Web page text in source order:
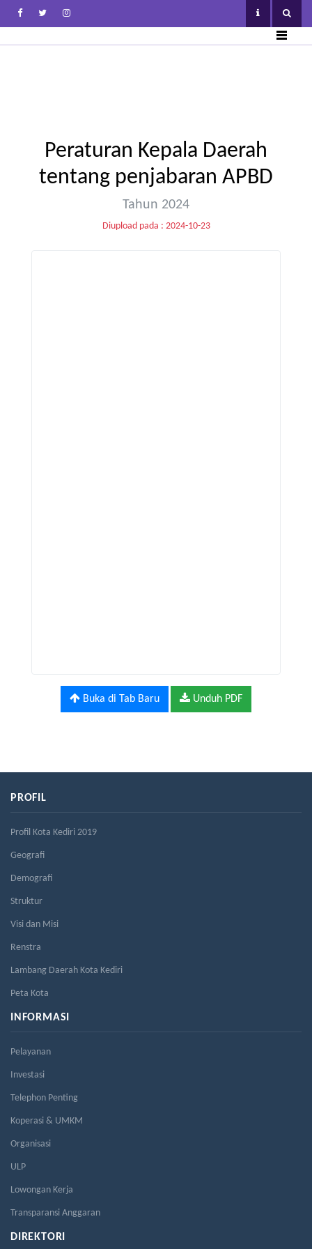
Peraturan Kepala Daerah
tentang penjabaran APBD
Tahun 2024
Diupload pada : 2024-10-23
Buka di Tab Baru Unduh PDF
PROFIL
Profil Kota Kediri 2019
Geografi
Demografi
Struktur
Visi dan Misi
Renstra
Lambang Daerah Kota Kediri
Peta Kota
INFORMASI
Pelayanan
Investasi
Telephon Penting
Koperasi & UMKM
Organisasi
ULP
Lowongan Kerja
Transparansi Anggaran
DIREKTORI